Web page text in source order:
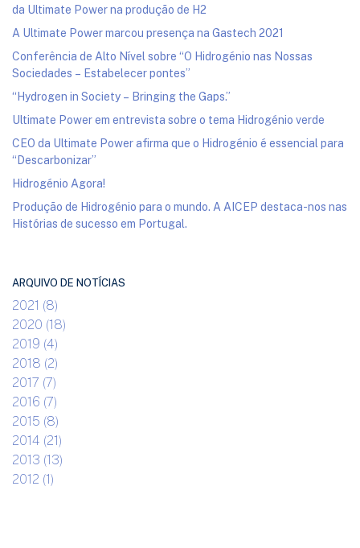
da Ultimate Power na produção de H2
A Ultimate Power marcou presença na Gastech 2021
Conferência de Alto Nível sobre “O Hidrogénio nas Nossas
Sociedades – Estabelecer pontes”
“Hydrogen in Society – Bringing the Gaps.”
Ultimate Power em entrevista sobre o tema Hidrogénio verde
CEO da Ultimate Power afirma que o Hidrogénio é essencial para
“Descarbonizar”
Hidrogénio Agora!
Produção de Hidrogénio para o mundo. A AICEP destaca-nos nas
Histórias de sucesso em Portugal.
ARQUIVO DE NOTÍCIAS
2021 (8)
2020 (18)
2019 (4)
2018 (2)
2017 (7)
2016 (7)
2015 (8)
2014 (21)
2013 (13)
2012 (1)